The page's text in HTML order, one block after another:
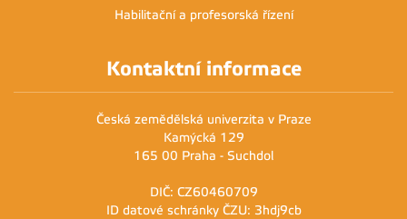
Habilitační a profesorská řízení
Kontaktní informace
Česká zemědělská univerzita v Praze
Kamýcká 129
165 00 Praha - Suchdol
DIČ: CZ60460709
ID datové schránky ČZU: 3hdj9cb